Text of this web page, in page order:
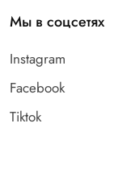
Мы в соцсетях
Instagram
Facebook
Tiktok